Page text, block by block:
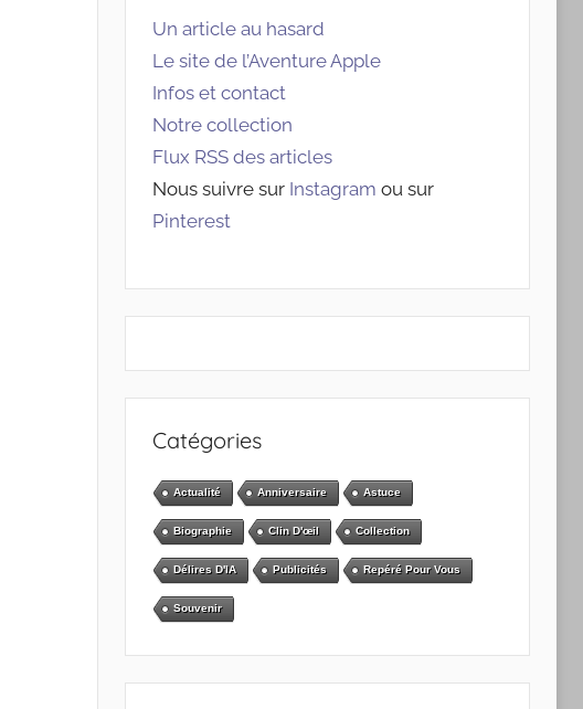
Un article au hasard
Le site de l’Aventure Apple
Infos et contact
Notre collection
Flux RSS des articles
Nous suivre sur Instagram ou sur
Pinterest
Catégories
Actualité Anniversaire Astuce
Biographie Clin D'œil Collection
Délires D'IA Publicités Repéré Pour Vous
Souvenir